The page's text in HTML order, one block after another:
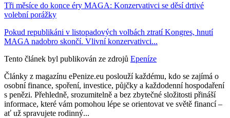
Tři měsíce do konce éry MAGA: Konzervativci se děsí drtivé
volební porážky
Pokud republikáni v listopadových volbách ztratí Kongres, hnutí
MAGA nadobro skončí. Vlivní konzervativci...
Tento článek byl publikován ze zdrojů Epeníze
Články z magazínu ePenize.eu poslouží každému, kdo se zajímá o
osobní finance, spoření, investice, půjčky a každodenní hospodaření
s penězi. Přehledně, srozumitelně a bez zbytečné složitosti přináší
informace, které vám pomohou lépe se orientovat ve světě financí –
ať už spravujete rodinný...